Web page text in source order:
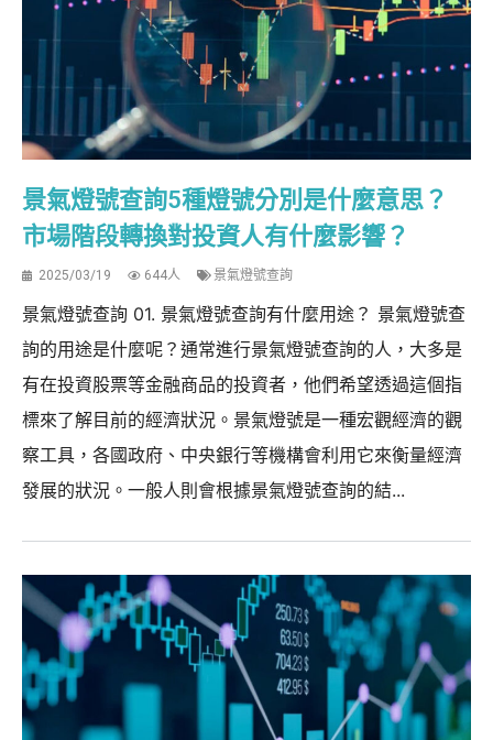
景氣燈號查詢5種燈號分別是什麼意思？
市場階段轉換對投資人有什麼影響？
2025/03/19 644人 景氣燈號查詢
景氣燈號查詢 01. 景氣燈號查詢有什麼用途？ 景氣燈號查
詢的用途是什麼呢？通常進行景氣燈號查詢的人，大多是
有在投資股票等金融商品的投資者，他們希望透過這個指
標來了解目前的經濟狀況。景氣燈號是一種宏觀經濟的觀
察工具，各國政府、中央銀行等機構會利用它來衡量經濟
發展的狀況。一般人則會根據景氣燈號查詢的結...